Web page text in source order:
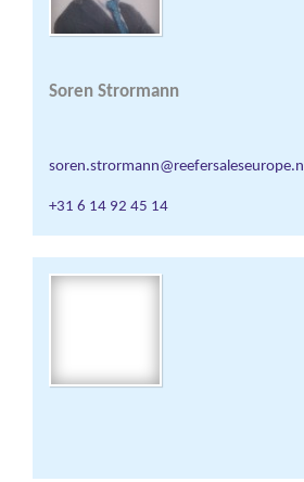
Soren Strormann
soren.strormann@reefersaleseurope.nl
+31 6 14 92 45 14